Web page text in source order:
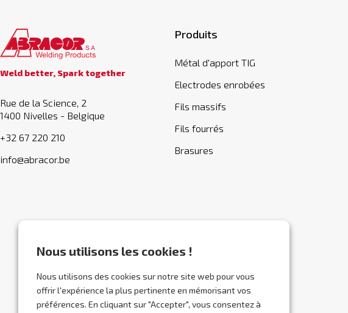
Nous utilisons les cookies !
Nous utilisons des cookies sur notre site web pour vous
offrir l'expérience la plus pertinente en mémorisant vos
préférences. En cliquant sur "Accepter", vous consentez à
Weld better, Spark together
Rue de la Science, 2
1400 Nivelles - Belgique
+32 67 220 210
info@abracor.be
Produits
Métal d'apport TIG
Electrodes enrobées
Fils massifs
Fils fourrés
Brasures